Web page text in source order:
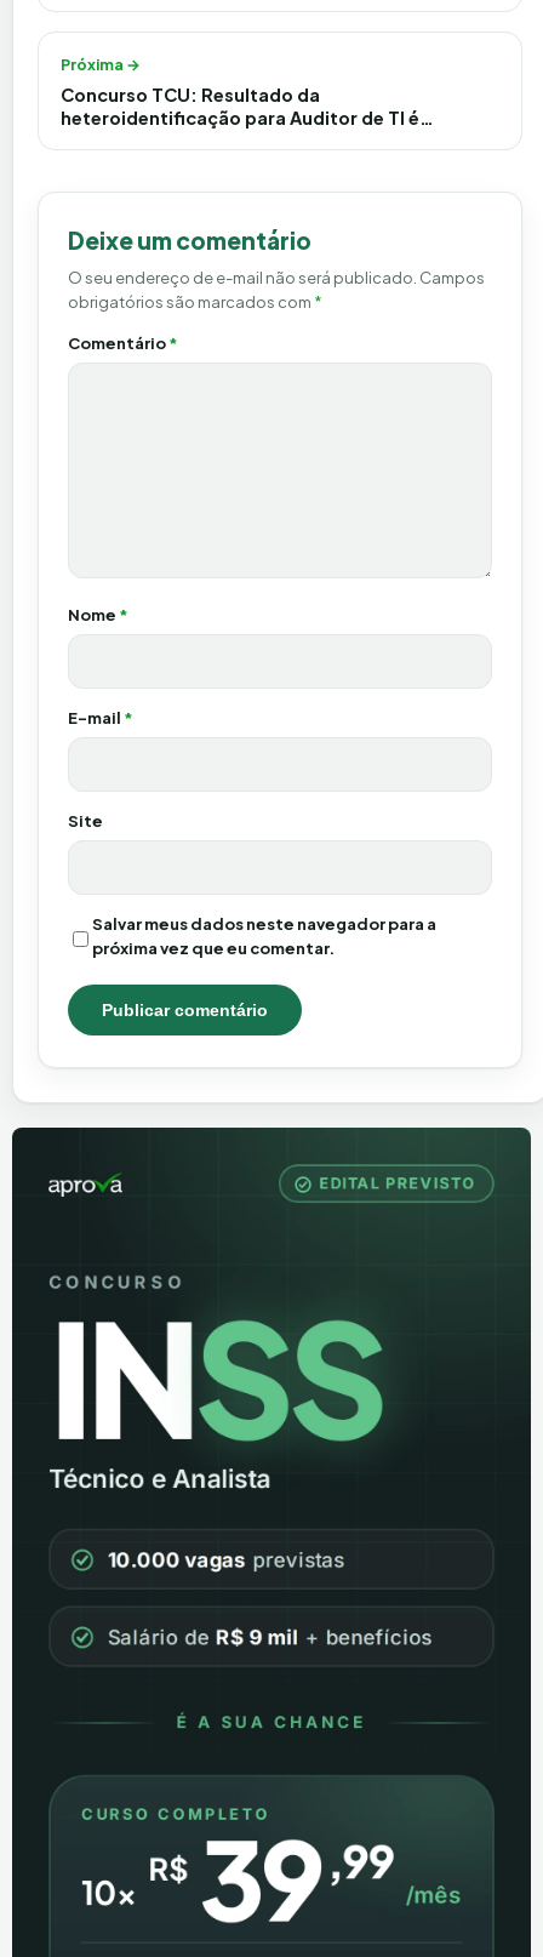
Próxima →
Concurso TCU: Resultado da
heteroidentificação para Auditor de TI é
Deixe um comentário
O seu endereço de e-mail não será publicado. Campos
obrigatórios são marcados com *
Comentário*
Nome *
E-mail *
Site
Salvar meus dados neste navegador para a
próxima vez que eu comentar.